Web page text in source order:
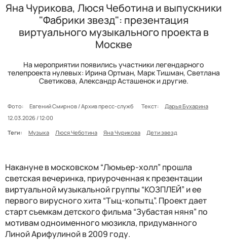
Яна Чурикова, Люся Чеботина и выпускники
"Фабрики звезд": презентация
виртуального музыкального проекта в
Москве
На мероприятии появились участники легендарного
телепроекта нулевых: Ирина Ортман, Марк Тишман, Светлана
Светикова, Александр Асташенок и другие.
Фото: Евгений Смирнов / Архив пресс-служб Текст:
Дарья Бухарина
12.03.2026 / 12:00
Теги:
Музыка Люся Чеботина Яна Чурикова Дети звезд
Накануне в московском “Люмьер-холл” прошла
светская вечеринка, приуроченная к презентации
виртуальной музыкальной группы “КОЗПЛЕЙ” и ее
первого вирусного хита “Тыц-копытц”. Проект дает
старт съемкам детского фильма “Зубастая няня” по
мотивам одноименного мюзикла, придуманного
Линой Арифулиной в 2009 году.